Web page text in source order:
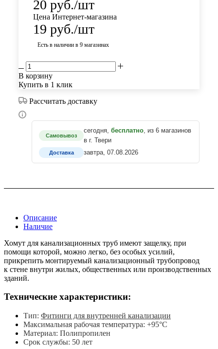
20 руб./шт
Цена Интернет-магазина
19 руб./шт
Есть в наличии в 9 магазинах
В корзину
Купить в 1 клик
Рассчитать доставку
Самовывоз
сегодня, бесплатно, из 6 магазинов
в г. Твери
Доставка завтра, 07.08.2026
Описание
Наличие
Хомут для канализационных труб имеют защелку, при
помощи которой, можно легко, без особых усилий,
прикрепить монтируемый канализационный трубопровод
к стене внутри жилых, общественных или производственных
зданий.
Технические характеристики:
Тип: Фитинги для внутренней канализации
Максимальная рабочая температура: +95°С
Материал: Полипропилен
Срок службы: 50 лет